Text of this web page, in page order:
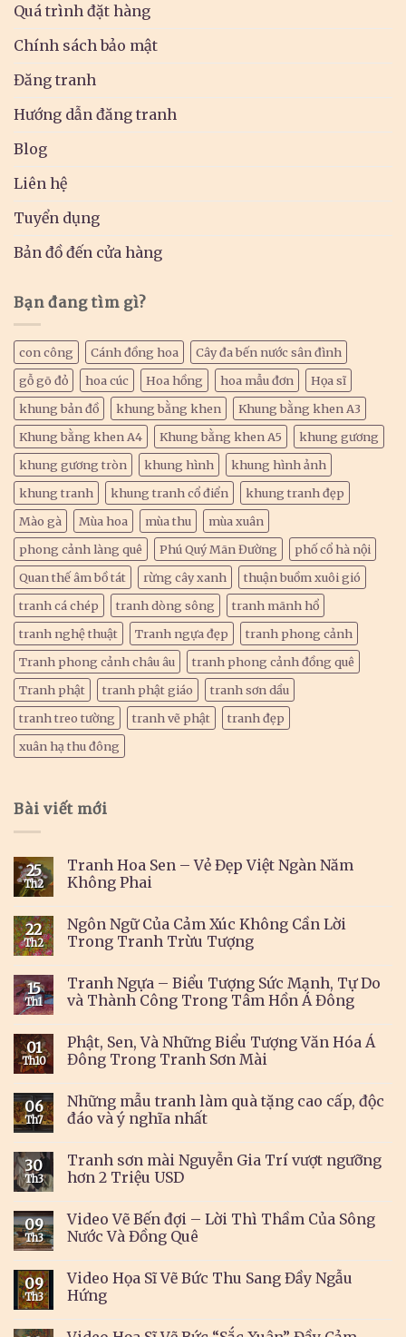
Quá trình đặt hàng
Chính sách bảo mật
Đăng tranh
Hướng dẫn đăng tranh
Blog
Liên hệ
Tuyển dụng
Bản đồ đến cửa hàng
Bạn đang tìm gì?
con công Cánh đồng hoa
Cây đa bến nước sân đình
gỗ gõ đỏ
hoa cúc Hoa hồng hoa mẫu đơn
Họa sĩ
khung bản đồ
khung bằng khen
Khung bằng khen A3
Khung bằng khen A4
Khung bằng khen A5
khung gương
khung gương tròn
khung hình
khung hình ảnh
khung tranh
khung tranh cổ điển
khung tranh đẹp
Mào gà
Mùa hoa mùa thu
mùa xuân
phong cảnh làng quê
Phú Quý Mãn Đường
phố cổ hà nội
Quan thế âm bồ tát
rừng cây xanh
thuận buồm xuôi gió
tranh cá chép
tranh dòng sông
tranh mãnh hổ
tranh nghệ thuật
Tranh ngựa đẹp
tranh phong cảnh
Tranh phong cảnh châu âu
tranh phong cảnh đồng quê
Tranh phật
tranh phật giáo
tranh sơn dầu
tranh treo tường
tranh vẽ phật
tranh đẹp
xuân hạ thu đông
Bài viết mới
25
Th2
Tranh Hoa Sen – Vẻ Đẹp Việt Ngàn Năm
Không Phai
22
Th2
Ngôn Ngữ Của Cảm Xúc Không Cần Lời
Trong Tranh Trừu Tượng
15
Th1
Tranh Ngựa – Biểu Tượng Sức Mạnh, Tự Do
và Thành Công Trong Tâm Hồn Á Đông
01
Th10
Phật, Sen, Và Những Biểu Tượng Văn Hóa Á
Đông Trong Tranh Sơn Mài
06
Th7
Những mẫu tranh làm quà tặng cao cấp, độc
đáo và ý nghĩa nhất
30
Th3
Tranh sơn mài Nguyễn Gia Trí vượt ngưỡng
hơn 2 Triệu USD
09
Th3
Video Vẽ Bến đợi – Lời Thì Thầm Của Sông
Nước Và Đồng Quê
09
Th3
Video Họa Sĩ Vẽ Bức Thu Sang Đầy Ngẫu
Hứng